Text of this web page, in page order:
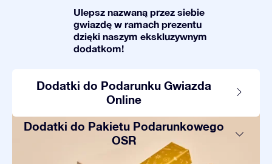
Ulepsz nazwaną przez siebie
gwiazdę w ramach prezentu
dzięki naszym ekskluzywnym
dodatkom!
Dodatki do Podarunku Gwiazda
Online
Dodatki do Pakietu Podarunkowego
OSR